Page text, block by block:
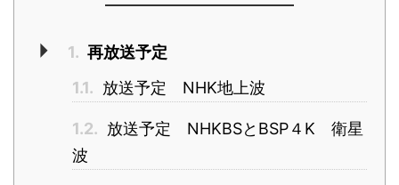
1. 再放送予定
1.1. 放送予定 NHK地上波
1.2. 放送予定 NHKBSとBSP４K 衛星
波